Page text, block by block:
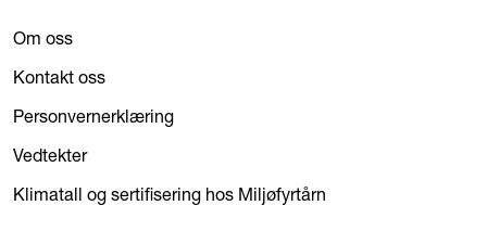
Om oss
Kontakt oss
Personvernerklæring
Vedtekter
Klimatall og sertifisering hos Miljøfyrtårn